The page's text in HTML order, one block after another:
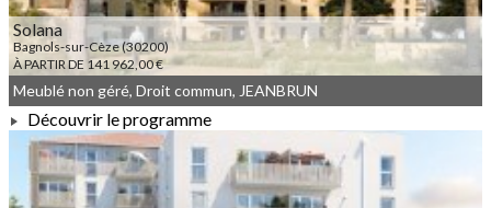
Solana
Bagnols-sur-Cèze (30200)
À PARTIR DE 141 962,00 €
À PARTIR DE 141 962,00 €
Meublé non géré, Droit commun, JEANBRUN
Découvrir le programme